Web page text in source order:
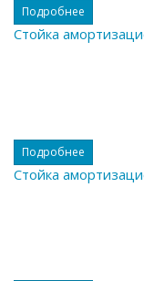
Подробнее
Стойка
Подробнее
Стойка